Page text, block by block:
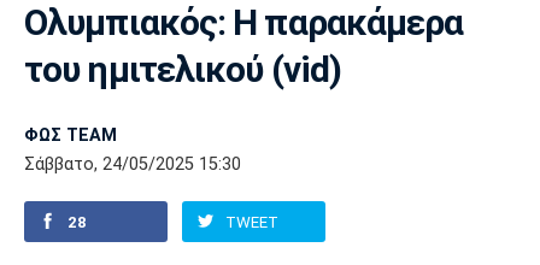
ΠΟΛΟ
AUTO-MOTO
Super League 1
Super League 2
Γ Εθνική
Ελλάδα
Μπάσκετ
Ελλάδα
Εθνική
EuroLeague
Ολυμπιακοί Αγώνες
Βόλεϊ
Πόλο
Ολυμπιακός ΑΕΚ
Παναθηναϊκός Ατρόμητος
Ολυμπιακός: Η παρακάμερα
του ημιτελικού (vid)
ΦΩΣ TEAM
Σάββατο, 24/05/2025 15:30
28 TWEET